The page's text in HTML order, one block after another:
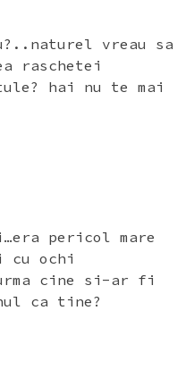
vreau sa
raschetei
hai nu te mai
pericol mare
cu ochi
cine si-ar fi
ca tine?